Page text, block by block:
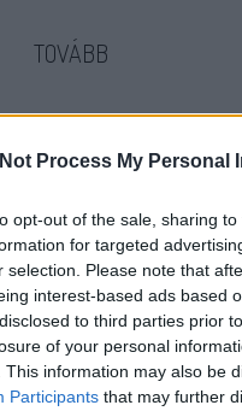
Process My Personal
opt-out of the sale, sharing
for targeted
selection. Please note that
interest-based ads based
to third parties prior
of your personal
This information may also be
Participants that may further
TOVÁBB
alapjait Pejtsik Árpád
tanára Szilvásy László lett.